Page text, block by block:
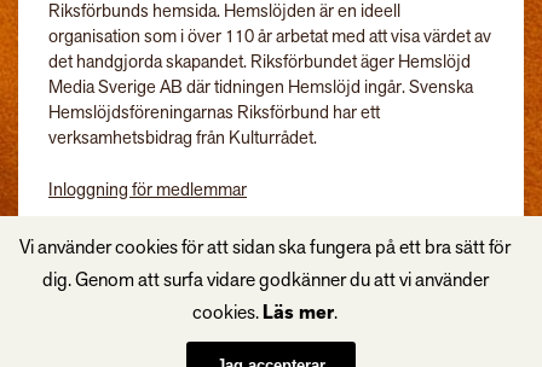
Riksförbunds hemsida. Hemslöjden är en ideell
organisation som i över 110 år arbetat med att visa värdet av
det handgjorda skapandet. Riksförbundet äger Hemslöjd
Media Sverige AB där tidningen Hemslöjd ingår. Svenska
Hemslöjdsföreningarnas Riksförbund har ett
verksamhetsbidrag från Kulturrådet.
Inloggning för medlemmar
Vi använder cookies för att sidan ska fungera på ett bra sätt för
dig. Genom att surfa vidare godkänner du att vi använder
cookies.Läs mer.